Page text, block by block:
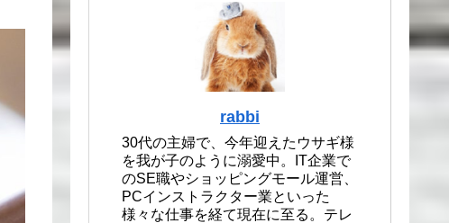
rabbi
30代の主婦で、今年迎えたウサギ様
を我が子のように溺愛中。IT企業で
のSE職やショッピングモール運営、
PCインストラクター業といった
様々な仕事を経て現在に至る。テレ